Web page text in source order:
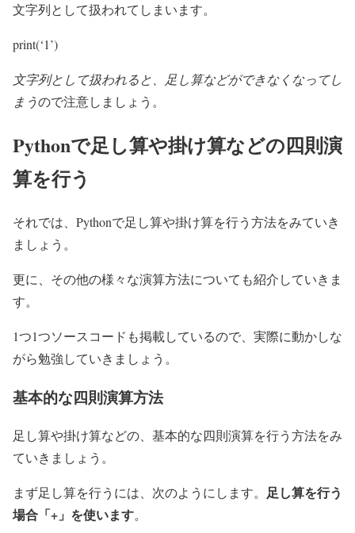
文字列として扱われてしまいます。
print(‘1’)
文字列として扱われると、足し算などができなくなってし
まうので注意しましょう。
Pythonで足し算や掛け算などの四則演
算を行う
それでは、Pythonで足し算や掛け算を行う方法をみていき
ましょう。
更に、その他の様々な演算方法についても紹介していきま
す。
1つ1つソースコードも掲載しているので、実際に動かしな
がら勉強していきましょう。
基本的な四則演算方法
足し算や掛け算などの、基本的な四則演算を行う方法をみ
ていきましょう。
まず足し算を行うには、次のようにします。 足し算を行う
場合「+」を使います。